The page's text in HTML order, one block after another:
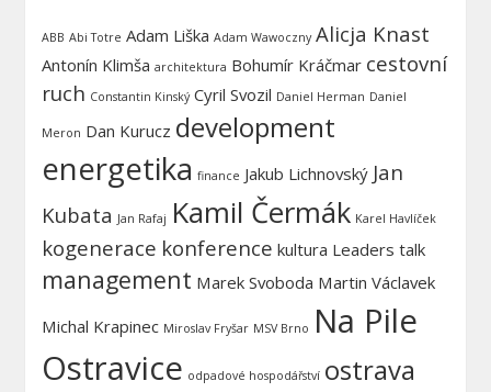
ABB Abi Totre Adam Liška Adam Wawoczny Alicja Knast
Antonín Klimša architektura Bohumír Kráčmar cestovní
ruch Constantin Kinský Cyril Svozil Daniel Herman Daniel
Meron Dan Kurucz development
energetika finance Jakub Lichnovský Jan
Kubata Jan Rafaj Kamil Čermák Karel Havlíček
kogenerace konference kultura Leaders talk
management Marek Svoboda Martin Václavek
Michal Krapinec Miroslav Fryšar MSV Brno Na Pile
Ostravice odpadové hospodářství ostrava